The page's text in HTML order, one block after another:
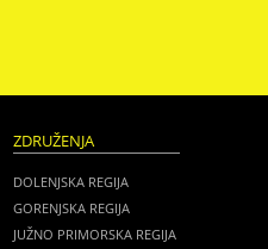
ZDRUŽENJA
DOLENJSKA REGIJA
GORENJSKA REGIJA
JUŽNO PRIMORSKA REGIJA